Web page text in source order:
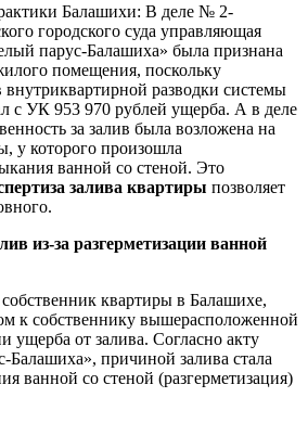
Балашихи: В деле № 2-
городского суда управляющая
парус-Балашиха» была признана
помещения, поскольку
разводки системы
с УК 953 970 рублей ущерба. А в деле
за залив была возложена на
у которого произошла
ванной со стеной. Это
залива квартиры позволяет
из-за разгерметизации ванной
квартиры в Балашихе,
к собственнику вышерасположенной
ущерба от залива. Согласно акту
причиной залива стала
ванной со стеной (разгерметизация)